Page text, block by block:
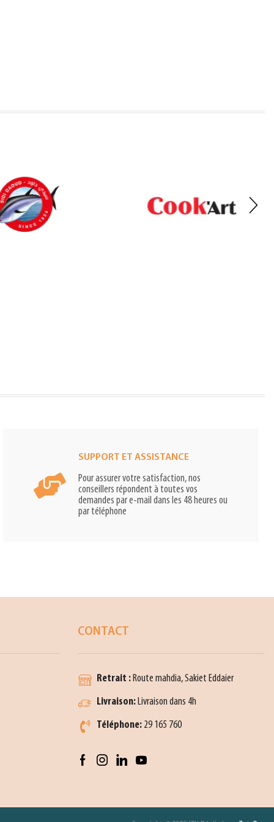
SUPPORT ET ASSISTANCE
Pour assurer votre satisfaction, nos
conseillers répondent à toutes vos
demandes par e-mail dans les 48 heures ou
par téléphone
CONTACT
Retrait : Route mahdia, Sakiet Eddaier
Livraison: Livraison dans 4h
Téléphone: 29 165 760